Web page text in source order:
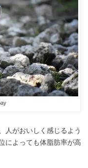
人がおいしく感じるよう
によっても体脂肪率が高